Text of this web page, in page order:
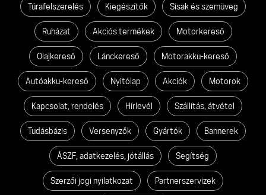
Túrafelszerelés Kiegészítők Sisak és szemüveg
Ruházat Akciós termékek Motorkereső
Olajkereső Lánckereső Motorakku-kereső
Autóakku-kereső Nyitólap Akciók Motorok
Kapcsolat, rendelés Hírlevél Szállítás, átvétel
Tudásbázis Versenyzők Gyártók Bannerek
ÁSZF, adatkezelés, jótállás Segítség
Szerzői jogi nyilatkozat Partnerszervizek